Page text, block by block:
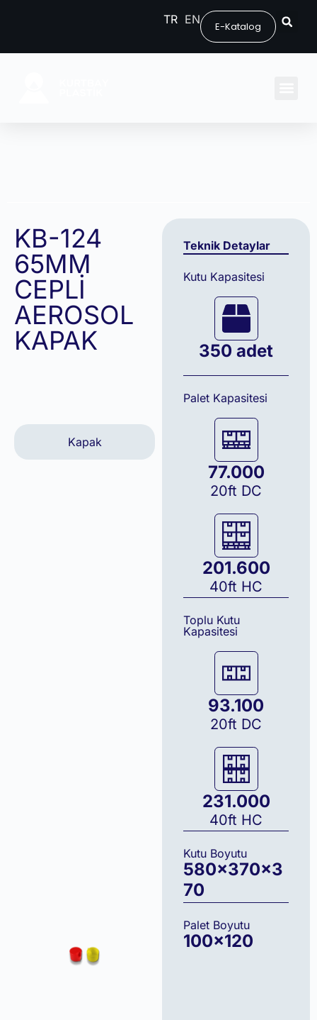
E-Katalog
TR EN
KB-124
65MM
CEPLİ
AEROSOL
KAPAK
Kapak
Teknik Detaylar
Kutu Kapasitesi
350 adet
Palet Kapasitesi
77.000
20ft DC
201.600
40ft HC
Toplu Kutu
Kapasitesi
93.100
20ft DC
231.000
40ft HC
Kutu Boyutu
580×370×3
70
Palet Boyutu
100×120